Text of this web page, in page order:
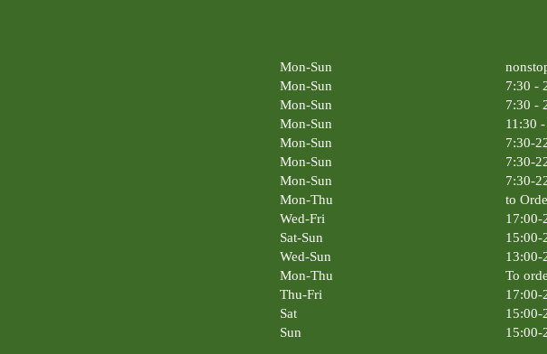
Mon-Sun
Mon-Sun
7:30 -
Mon-Sun
7:30 -
Mon-Sun
11:30
Mon-Sun
7:30-
Mon-Sun
7:30-
Mon-Sun
7:30-
Mon-Thu
to
Wed-Fri
17:00-
Sat-Sun
15:00-
Wed-Sun
13:00-
Mon-Thu
To
Thu-Fri
17:00-
Sat
15:00-
Sun
15:00-